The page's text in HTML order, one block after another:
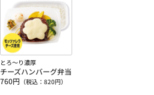
とろ～り濃厚
チーズハンバーグ弁当
760円 （税込： 820円）